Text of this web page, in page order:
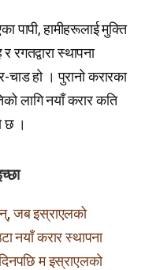
पापी, हामीहरूलाई मुक्ति
स्थापना
चाड हो । पुरानो करारका
लागि नयाँ करार कति
छ ।
जब इस्राएलको
नयाँ करार स्थापना
म इस्राएलको